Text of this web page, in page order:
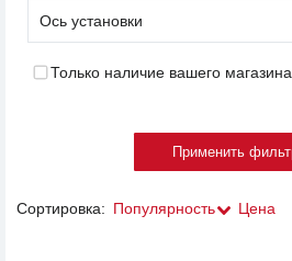
Ось установки
Только наличие вашего магазина
Сортировка: Популярность Цена